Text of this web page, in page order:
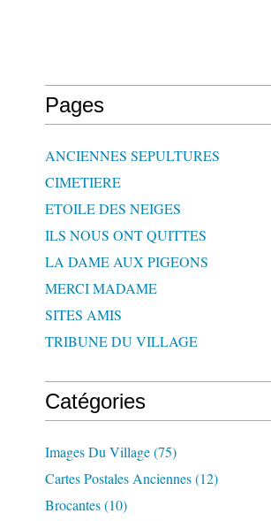
Pages
ANCIENNES SEPULTURES
CIMETIERE
ETOILE DES NEIGES
ILS NOUS ONT QUITTES
LA DAME AUX PIGEONS
MERCI MADAME
SITES AMIS
TRIBUNE DU VILLAGE
Catégories
Images Du Village(75)
Cartes Postales Anciennes(12)
Brocantes(10)